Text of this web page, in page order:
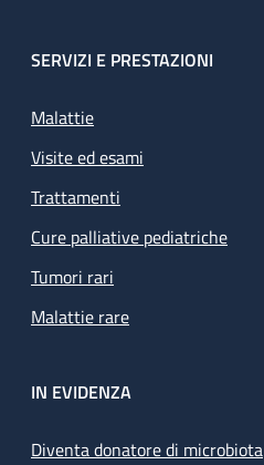
SERVIZI E PRESTAZIONI
Malattie
Visite ed esami
Trattamenti
Cure palliative pediatriche
Tumori rari
Malattie rare
IN EVIDENZA
Diventa donatore di microbiota